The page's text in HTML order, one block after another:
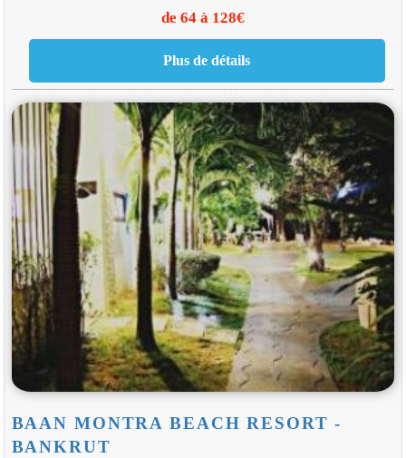
de 64 à 128€
BAAN MONTRA BEACH RESORT -
BANKRUT